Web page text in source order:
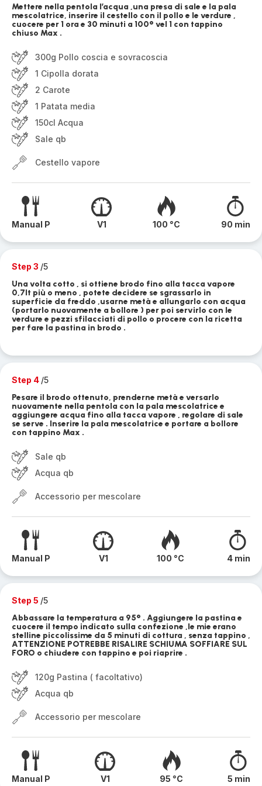
Mettere nella pentola l’acqua ,una presa di sale e la pala
mescolatrice, inserire il cestello con il pollo e le verdure ,
cuocere per 1 ora e 30 minuti a 100° vel 1 con tappino
chiuso Max .
300g Pollo coscia e sovracoscia
1 Cipolla dorata
2 Carote
1 Patata media
150cl Acqua
Sale qb
Cestello vapore
Manual P V1 100 °C 90 min
Step 3 /5
Una volta cotto , si ottiene brodo fino alla tacca vapore
0,7lt più o meno , potete decidere se sgrassarlo in
superficie da freddo ,usarne metà e allungarlo con acqua
(portarlo nuovamente a bollore ) per poi servirlo con le
verdure e pezzi sfilacciati di pollo o procere con la ricetta
per fare la pastina in brodo .
Step 4 /5
Pesare il brodo ottenuto, prenderne metà e versarlo
nuovamente nella pentola con la pala mescolatrice e
aggiungere acqua fino alla tacca vapore , regolare di sale
se serve . Inserire la pala mescolatrice e portare a bollore
con tappino Max .
Sale qb
Acqua qb
Accessorio per mescolare
Manual P V1 100 °C 4 min
Step 5 /5
Abbassare la temperatura a 95° . Aggiungere la pastina e
cuocere il tempo indicato sulla confezione ,le mie erano
stelline piccolissime da 5 minuti di cottura , senza tappino ,
ATTENZIONE POTREBBE RISALIRE SCHIUMA SOFFIARE SUL
FORO o chiudere con tappino e poi riaprire .
120g Pastina ( facoltativo)
Acqua qb
Accessorio per mescolare
Manual P V1 95 °C 5 min